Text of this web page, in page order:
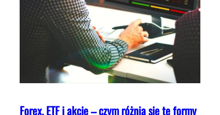
Forex, ETF i akcje – czym różnią się te formy